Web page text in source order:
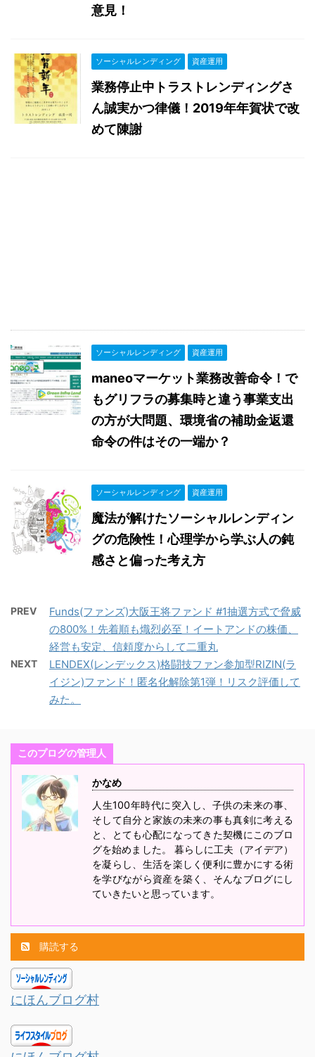
意見！
ソーシャルレンディング 資産運用
業務停止中トラストレンディングさ
ん誠実かつ律儀！2019年年賀状で改
めて陳謝
ソーシャルレンディング 資産運用
maneoマーケット業務改善命令！で
もグリフラの募集時と違う事業支出
の方が大問題、環境省の補助金返還
命令の件はその一端か？
ソーシャルレンディング 資産運用
魔法が解けたソーシャルレンディン
グの危険性！心理学から学ぶ人の鈍
感さと偏った考え方
PREV
Funds(ファンズ)大阪王将ファンド #1抽選方式で脅威
の800%！先着順も熾烈必至！イートアンドの株価、
経営も安定、信頼度からして二重丸
NEXT
LENDEX(レンデックス)格闘技ファン参加型RIZIN(ラ
イジン)ファンド！匿名化解除第1弾！リスク評価して
みた。
このプログの管理人
かなめ
人生100年時代に突入し、子供の未来の事、
そして自分と家族の未来の事も真剣に考える
と、とても心配になってきた契機にこのブロ
グを始めました。 暮らしに工夫（アイデア）
を凝らし、生活を楽しく便利に豊かにする術
を学びながら資産を築く、そんなブログにし
ていきたいと思っています。
購読する
にほんブログ村